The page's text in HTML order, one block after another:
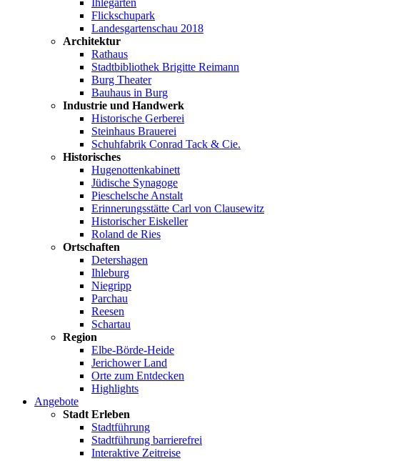
Ihlegärten
Flickschupark
Landesgartenschau 2018
Architektur
Rathaus
Stadtbibliothek Brigitte Reimann
Burg Theater
Bauhaus in Burg
Industrie und Handwerk
Historische Gerberei
Steinhaus Brauerei
Schuhfabrik Conrad Tack & Cie.
Historisches
Hugenottenkabinett
Jüdische Synagoge
Pieschelsche Anstalt
Erinnerungsstätte Carl von Clausewitz
Historischer Eiskeller
Roland de Ries
Ortschaften
Detershagen
Ihleburg
Niegripp
Parchau
Reesen
Schartau
Region
Elbe-Börde-Heide
Jerichower Land
Orte zum Entdecken
Highlights
Angebote
Stadt Erleben
Stadtführung
Stadtführung barrierefrei
Interaktive Zeitreise